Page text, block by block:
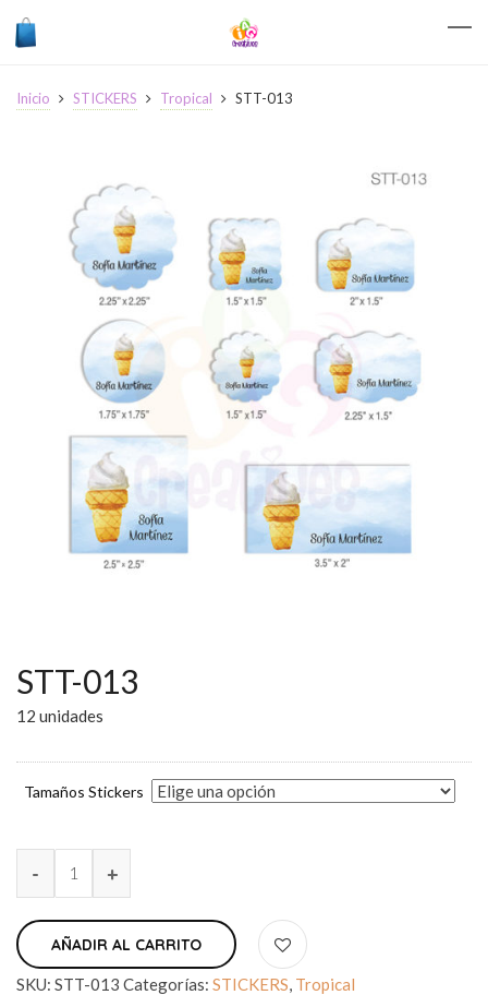
Inicio STICKERS Tropical STT-013
STT-013
12 unidades
Tamaños Stickers
AÑADIR AL CARRITO
SKU: STT-013 Categorías: STICKERS, Tropical